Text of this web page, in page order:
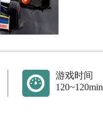
游戏时间
120~120min